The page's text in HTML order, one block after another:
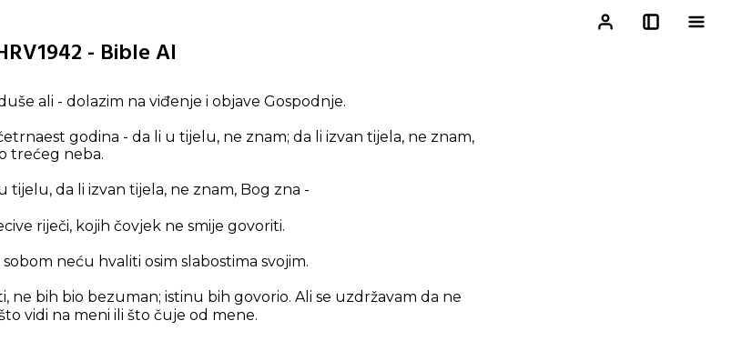
- Bible AI
ali - dolazim na viđenje i objave Gospodnje.
godina - da li u tijelu, ne znam; da li izvan tijela, ne znam,
trećeg neba.
tijelu, da li izvan tijela, ne znam, Bog zna -
riječi, kojih čovjek ne smije govoriti.
neću hvaliti osim slabostima svojim.
ne bih bio bezuman; istinu bih govorio. Ali se uzdržavam da ne
vidi na meni ili što čuje od mene.